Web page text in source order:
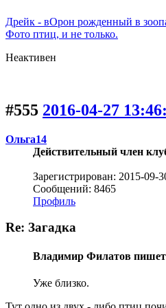
Дрейк - вОрон рожденный в
Фото птиц, и не только.
Неактивен
#555 2016-04-27
Ольга14
Действительный член
Зарегистрирован: 2015-09-
Сообщений: 8465
Профиль
Re: Загадка
Владимир Филатов
Уже близко.